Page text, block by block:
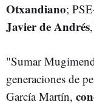
Otxandiano;
Javier de Andrés
"Sumar
generaciones de
García Martín,